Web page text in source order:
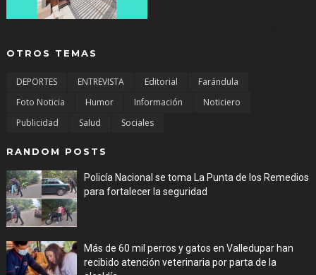
OTROS TEMAS
DEPORTES ENTREVISTA Editorial
Farándula
Foto Noticia
Humor Información
Noticiero
Publicidad
Salud Sociales
RANDOM POSTS
Policía Nacional se toma La Punta de los Remedios
para fortalecer la seguridad
Más de 60 mil perros y gatos en Valledupar han
recibido atención veterinaria por parta de la